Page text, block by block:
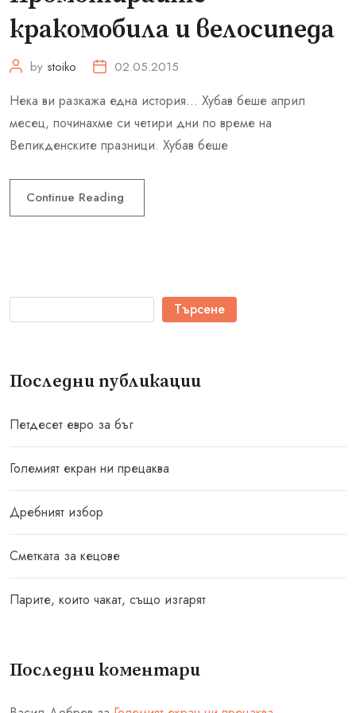
кракомобила и велосипеда
by stoiko 02.05.2015
Нека ви разкажа една история… Хубав беше април
месец, починахме си четири дни по време на
Великденските празници. Хубав беше
Continue Reading
Търсене
Последни публикации
Петдесет евро за бъг
Големият екран ни прецаква
Дребният избор
Сметката за кецове
Парите, които чакат, също изгарят
Последни коментари